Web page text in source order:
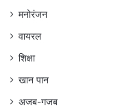
मनोरंजन
वायरल
शिक्षा
खान पान
अजब-गजब